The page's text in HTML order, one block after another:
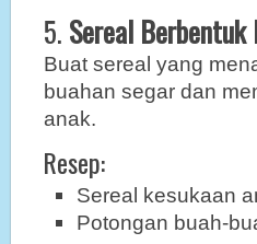
5. Sereal
Buat sereal yang
buahan segar dan
anak.
Resep:
Sereal kesukaan
Potongan buah-